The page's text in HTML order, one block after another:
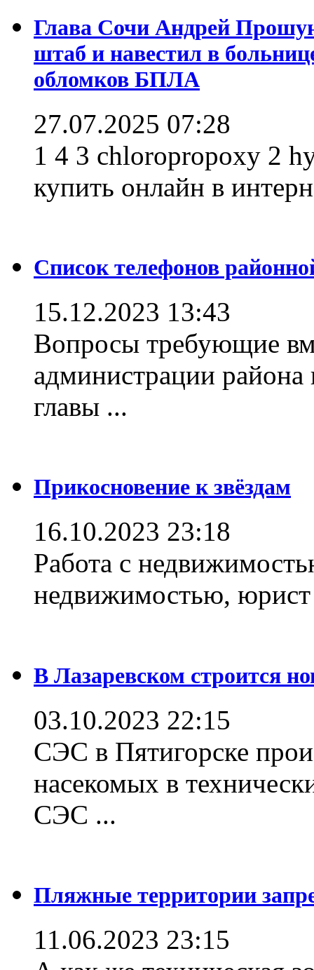
Глава Сочи Андрей
штаб и навестил в
обломков БПЛА
27.07.2025 07:28
1 4 3 chloropropoxy 2
купить онлайн в
Список телефонов
15.12.2023 13:43
Вопросы требующие
администрации
главы ...
Прикосновение к звёздам
16.10.2023 23:18
Работа с
недвижимостью,
В Лазаревском строится
03.10.2023 22:15
СЭС в Пятигорске
насекомых в
СЭС ...
Пляжные территории
11.06.2023 23:15